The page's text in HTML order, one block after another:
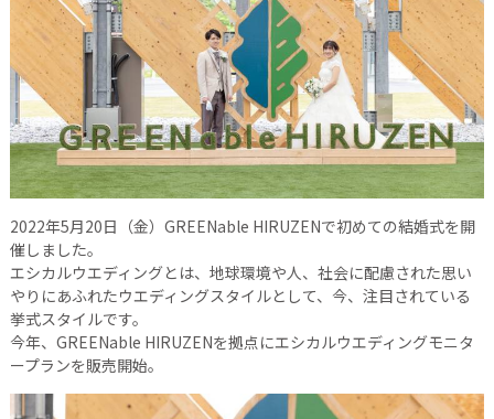
2022年5月20日（金）GREENable HIRUZENで初めての結婚式を開
催しました。
エシカルウエディングとは、地球環境や人、社会に配慮された思い
やりにあふれたウエディングスタイルとして、今、注目されている
挙式スタイルです。
今年、GREENable HIRUZENを拠点にエシカルウエディングモニタ
ープランを販売開始。